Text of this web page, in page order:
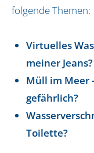
Südholstein
Über uns
Unser Team
Unsere
Infos
Kontakt
folgende Themen:
Virtuelles
meiner Jeans?
Müll im Meer
gefährlich?
Toilette?